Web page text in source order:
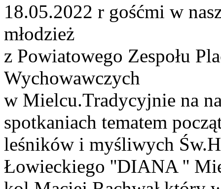
18.05.2022 r gośćmi w
młodzież
z Powiatowego Zespołu
Wychowawczych
w Mielcu.Tradycyjnie na
spotkaniach tematem
leśników i myśliwych
Łowieckiego ''DIANA ''